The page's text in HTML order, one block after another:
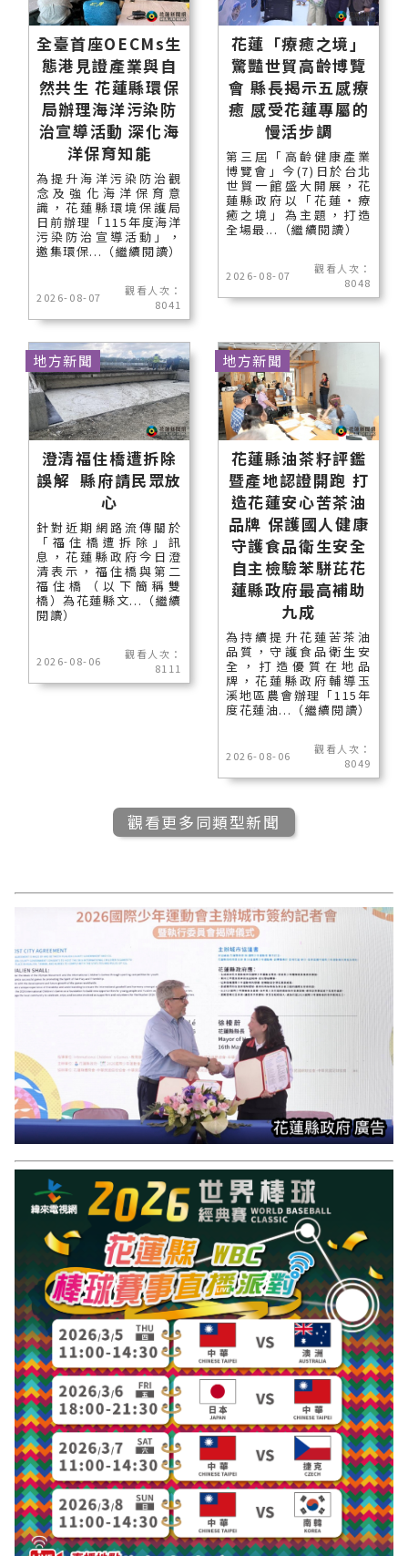
全臺首座OECMs生
態港見證產業與自
然共生 花蓮縣環保
局辦理海洋污染防
治宣導活動 深化海
洋保育知能
為提升海洋污染防治觀
念及強化海洋保育意
識，花蓮縣環境保護局
日前辦理「115年度海洋
污染防治宣導活動」，
邀集環保...（繼續閱讀）
2026-08-07
觀看人次：
8041
花蓮「療癒之境」
驚豔世貿高齡博覽
會 縣長揭示五感療
癒 感受花蓮專屬的
慢活步調
第三屆「高齡健康產業
博覽會」今(7)日於台北
世貿一館盛大開展，花
蓮縣政府以「花蓮‧療
癒之境」為主題，打造
全場最...（繼續閱讀）
2026-08-07
觀看人次：
8048
澄清福住橋遭拆除
誤解 縣府請民眾放
心
針對近期網路流傳關於
「福住橋遭拆除」訊
息，花蓮縣政府今日澄
清表示，福住橋與第二
福住橋（以下簡稱雙
橋）為花蓮縣文...（繼續
閱讀）
2026-08-06
觀看人次：
8111
地方新聞
花蓮縣油茶籽評鑑
暨產地認證開跑 打
造花蓮安心苦茶油
品牌 保護國人健康
守護食品衛生安全
自主檢驗苯駢芘花
蓮縣政府最高補助
九成
為持續提升花蓮苦茶油
品質，守護食品衛生安
全，打造優質在地品
牌，花蓮縣政府輔導玉
溪地區農會辦理「115年
度花蓮油...（繼續閱讀）
2026-08-06
觀看人次：
8049
地方新聞
觀看更多同類型新聞